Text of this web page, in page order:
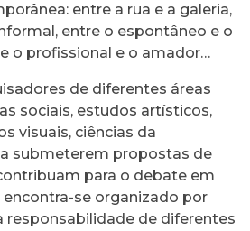
entre a rua e a galeria,
entre o espontâneo e o
o profissional e o amador…
de diferentes áreas
sociais, estudos artísticos,
visuais, ciências da
submeterem propostas de
para o debate em
encontra-se organizado por
responsabilidade de diferentes